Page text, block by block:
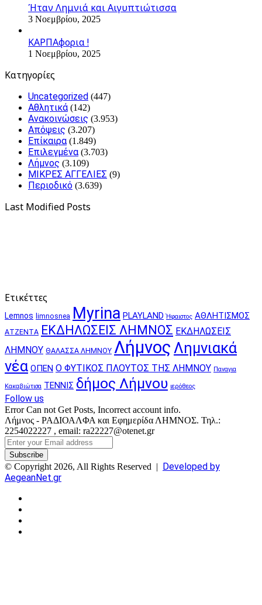
Ήταν Λημνιά και Αιγυπτιώτισσα
3 Νοεμβρίου, 2025
ΚΑΡΠΑφορια !
1 Νοεμβρίου, 2025
Kατηγορίες
Uncategorized (447)
Αθλητικά (142)
Ανακοινώσεις (3.953)
Απόψεις (3.207)
Επίκαιρα (1.849)
Επιλεγμένα (3.703)
Λήμνος (3.109)
ΜΙΚΡΕΣ ΑΓΓΕΛΙΕΣ (9)
Περιοδικό (3.639)
Last Modified Posts
Ετικέττες
Lemnos limnosnea Myrina PLAYLAND Ήφαιστος ΑΘΛΗΤΙΣΜΟΣ
ΑΤΖΕΝΤΑ ΕΚΔΗΛΩΣΕΙΣ ΛΗΜΝΟΣ ΕΚΔΗΛΩΣΕΙΣ
ΛΗΜΝΟΥ ΘΑΛΑΣΣΑ ΛΗΜΝΟΥ Λήμνος Λημνιακά
νέα ΟΠΕΝ Ο ΦΥΤΙΚΟΣ ΠΛΟΥΤΟΣ ΤΗΣ ΛΗΜΝΟΥ Παναγια
Κακαβιώτισα ΤΕΝΝΙΣ δήμος Λήμνου ιερόθεος
Follow us
Error Can not Get Posts, Incorrect account info.
Λήμνος - ΡΑΔΙΟΑΛΦΑ και Εφημερίδα ΛΗΜΝΟΣ. Τηλ.:
2254022227 , email: ra22227@otenet.gr
Enter
your
Email
address
© Copyright 2026, All Rights Reserved | Developed by
AegeanNet.gr